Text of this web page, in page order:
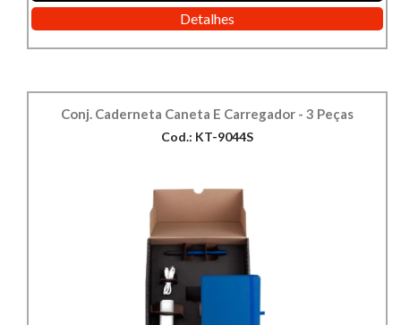
Detalhes
Conj. Caderneta Caneta E Carregador - 3 Peças
Cod.: KT-9044S